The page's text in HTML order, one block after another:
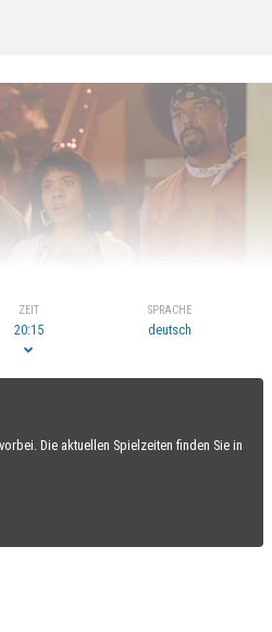
ZEIT
20:15
SPRACHE
deutsch
Die aktuellen Spielzeiten finden Sie in